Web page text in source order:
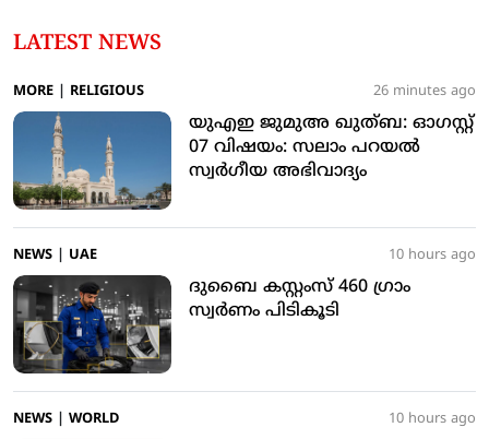
LATEST NEWS
MORE RELIGIOUS 26 minutes ago
യുഎഇ ജുമുഅ ഖുത്ബ: ഓഗസ്റ്റ്
07 വിഷയം: സലാം പറയല്‍
സ്വര്‍ഗീയ അഭിവാദ്യം
NEWS UAE 10 hours ago
ദുബൈ കസ്റ്റംസ് 460 ഗ്രാം
സ്വര്‍ണം പിടികൂടി
NEWS WORLD 10 hours ago